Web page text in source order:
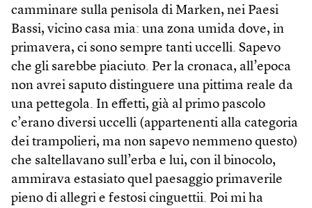
camminare sulla penisola di Marken, nei Paesi
Bassi, vicino casa mia: una zona umida dove, in
primavera, ci sono sempre tanti uccelli. Sapevo
che gli sarebbe piaciuto. Per la cronaca, all’epoca
non avrei saputo distinguere una pittima reale da
una pettegola. In effetti, già al primo pascolo
c’erano diversi uccelli (appartenenti alla categoria
dei trampolieri, ma non sapevo nemmeno questo)
che saltellavano sull’erba e lui, con il binocolo,
ammirava estasiato quel paesaggio primaverile
pieno di allegri e festosi cinguettii. Poi mi ha